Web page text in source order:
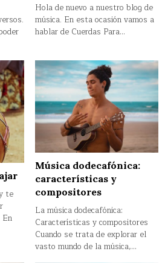
Hola de nuevo a nuestro blog de
música. En esta ocasión vamos a
hablar de Cuerdas Para…
te
En
Música dodecafónica:
características y
compositores
La música dodecafónica:
Características y compositores
Cuando se trata de explorar el
vasto mundo de la música,…